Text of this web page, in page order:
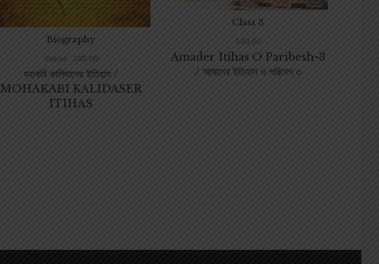
মহাকবি কালিদাসের ইতিহাস /
MOHAKABI KALIDASER
ITIHAS
Biography
300.00 240.00
Amader Itihas O Paribesh-3
/ আমাদের ইতিহাস ও পরিবেশ ৩
Class 3
140.00